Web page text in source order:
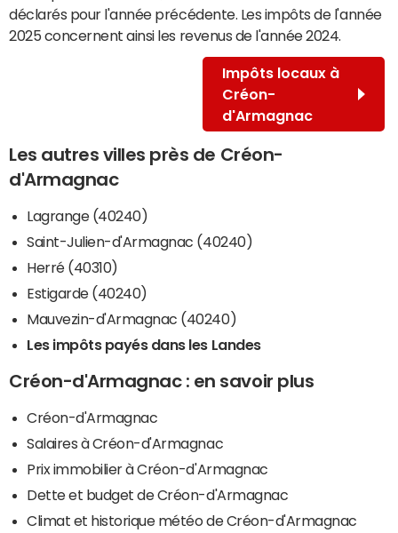
déclarés pour l'année précédente. Les impôts de l'année
2025 concernent ainsi les revenus de l'année 2024.
Impôts locaux à
Créon-
d'Armagnac
Les autres villes près de Créon-
d'Armagnac
Lagrange (40240)
Saint-Julien-d'Armagnac (40240)
Herré (40310)
Estigarde (40240)
Mauvezin-d'Armagnac (40240)
Les impôts payés dans les Landes
Créon-d'Armagnac : en savoir plus
Créon-d'Armagnac
Salaires à Créon-d'Armagnac
Prix immobilier à Créon-d'Armagnac
Dette et budget de Créon-d'Armagnac
Climat et historique météo de Créon-d'Armagnac